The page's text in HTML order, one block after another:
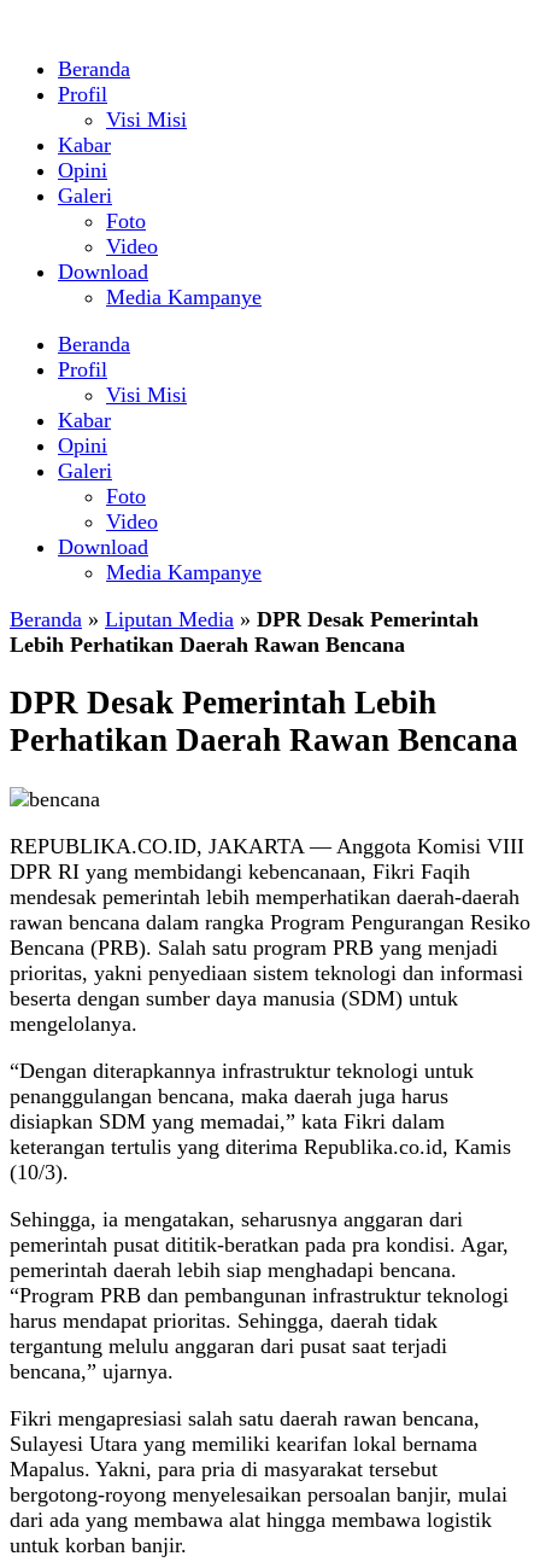
Beranda
Profil
Visi Misi
Kabar
Opini
Galeri
Foto
Video
Download
Media Kampanye
Beranda
Profil
Visi Misi
Kabar
Opini
Galeri
Foto
Video
Download
Media Kampanye
Beranda » Liputan Media » DPR Desak Pemerintah
Lebih Perhatikan Daerah Rawan Bencana
DPR Desak Pemerintah Lebih
Perhatikan Daerah Rawan Bencana
REPUBLIKA.CO.ID, JAKARTA — Anggota Komisi VIII
DPR RI yang membidangi kebencanaan, Fikri Faqih
mendesak pemerintah lebih memperhatikan daerah-daerah
rawan bencana dalam rangka Program Pengurangan Resiko
Bencana (PRB). Salah satu program PRB yang menjadi
prioritas, yakni penyediaan sistem teknologi dan informasi
beserta dengan sumber daya manusia (SDM) untuk
mengelolanya.
“Dengan diterapkannya infrastruktur teknologi untuk
penanggulangan bencana, maka daerah juga harus
disiapkan SDM yang memadai,” kata Fikri dalam
keterangan tertulis yang diterima Republika.co.id, Kamis
(10/3).
Sehingga, ia mengatakan, seharusnya anggaran dari
pemerintah pusat dititik-beratkan pada pra kondisi. Agar,
pemerintah daerah lebih siap menghadapi bencana.
“Program PRB dan pembangunan infrastruktur teknologi
harus mendapat prioritas. Sehingga, daerah tidak
tergantung melulu anggaran dari pusat saat terjadi
bencana,” ujarnya.
Fikri mengapresiasi salah satu daerah rawan bencana,
Sulayesi Utara yang memiliki kearifan lokal bernama
Mapalus. Yakni, para pria di masyarakat tersebut
bergotong-royong menyelesaikan persoalan banjir, mulai
dari ada yang membawa alat hingga membawa logistik
untuk korban banjir.